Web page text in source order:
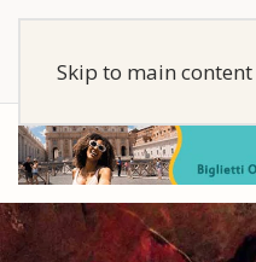
Skip to main content